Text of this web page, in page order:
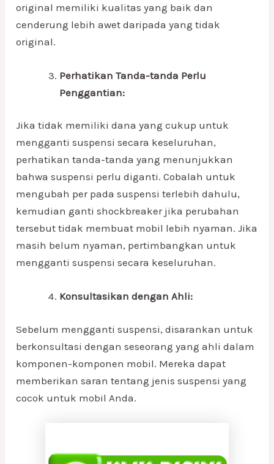
original memiliki kualitas yang baik dan
cenderung lebih awet daripada yang tidak
original.
Perhatikan Tanda-tanda Perlu
Penggantian:
Jika tidak memiliki dana yang cukup untuk
mengganti suspensi secara keseluruhan,
perhatikan tanda-tanda yang menunjukkan
bahwa suspensi perlu diganti. Cobalah untuk
mengubah per pada suspensi terlebih dahulu,
kemudian ganti shockbreaker jika perubahan
tersebut tidak membuat mobil lebih nyaman. Jika
masih belum nyaman, pertimbangkan untuk
mengganti suspensi secara keseluruhan.
Konsultasikan dengan Ahli:
Sebelum mengganti suspensi, disarankan untuk
berkonsultasi dengan seseorang yang ahli dalam
komponen-komponen mobil. Mereka dapat
memberikan saran tentang jenis suspensi yang
cocok untuk mobil Anda.